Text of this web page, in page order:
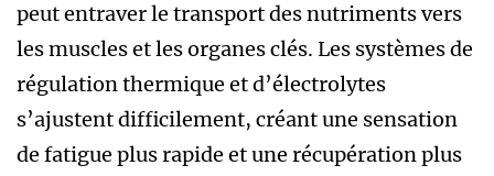
peut entraver le transport des nutriments vers
les muscles et les organes clés. Les systèmes de
régulation thermique et d’électrolytes
s’ajustent difficilement, créant une sensation
de fatigue plus rapide et une récupération plus